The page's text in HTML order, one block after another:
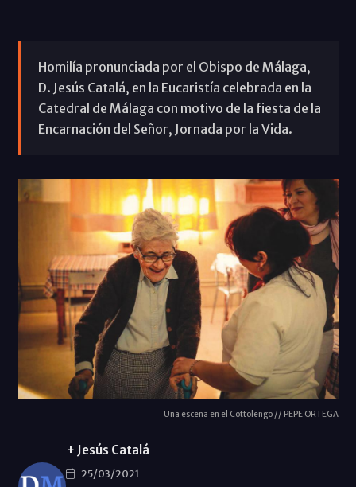
Homilía pronunciada por el Obispo de Málaga,
D. Jesús Catalá, en la Eucaristía celebrada en la
Catedral de Málaga con motivo de la fiesta de la
Encarnación del Señor, Jornada por la Vida.
Una escena en el Cottolengo // PEPE ORTEGA
+ Jesús Catalá
25/03/2021